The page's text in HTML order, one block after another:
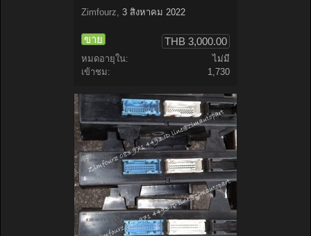
Zimfourz 3 สิงหาคม 2022
ขาย THB 3,000.00
หมดอายุใน:
ไม่มี
เข้าชม:
1,730